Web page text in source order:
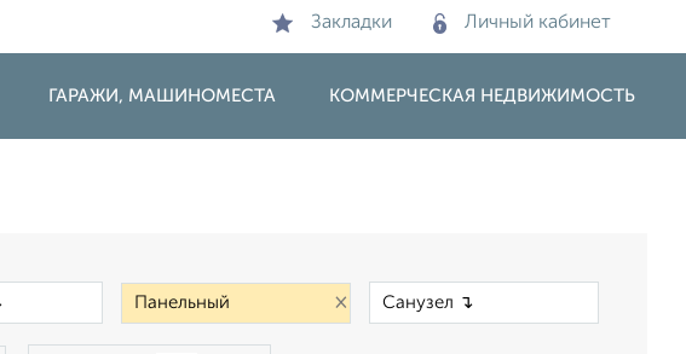
Закладки Личный кабинет
ГАРАЖИ, МАШИНОМЕСТА КОММЕРЧЕСКАЯ НЕДВИЖИМОСТЬ
×